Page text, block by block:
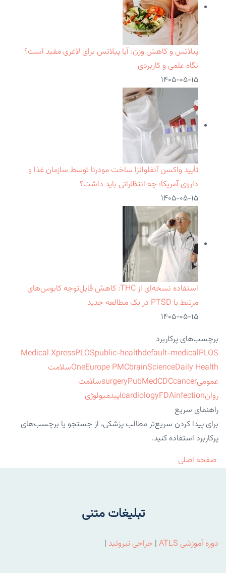
پیلاتس و کاهش وزن: آیا پیلاتس برای لاغری مفید است؟
نگاه علمی و کاربردی
۱۴۰۵-۰۵-۱۵
تأیید واکسن آنفلوانزا ساخت مودرنا توسط سازمان غذا و
داروی آمریکا؛ چه انتظاراتی باید داشت؟
۱۴۰۵-۰۵-۱۵
استفاده نسخه‌ای از THC: کاهش قابل‌توجه کابوس‌های
مرتبط با PTSD در یک مطالعه جدید
۱۴۰۵-۰۵-۱۵
برچسب‌های پرکاربرد
Medical XpressPLOSpublic-healthdefault-medicalPLOS
OneEurope PMCbrainScienceDaily Health
سلامت
عمومی
surgeryPubMedCDCcancer
سلامت
روان
cardiologyFDAinfection
اپیدمیولوژی
راهنمای سریع
برای پیدا کردن سریع‌تر مطالب پزشکی، از جستجو یا برچسب‌های
پرکاربرد استفاده کنید.
صفحه اصلی
تبلیغات متنی
دوره آموزشی ATLS | جراحی تیروئید |